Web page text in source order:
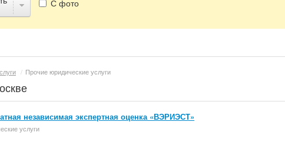
С фото
/ Прочие юридические услуги
независимая экспертная оценка «ВЭРИЭСТ»
услуги